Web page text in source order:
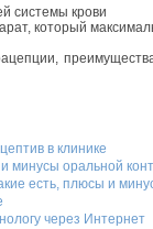
системы крови
который
в клинике
минусы оральной
есть, плюсы и
через Интернет